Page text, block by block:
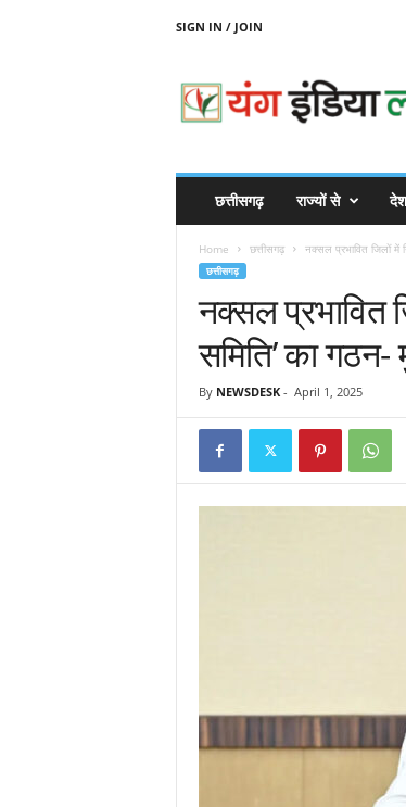
SIGN IN / JOIN
N
छत्तीसगढ़ राज्यों से देश
Home छत्तीसगढ़ नक्सल प्रभावित जिलों में
छत्तीसगढ़
नक्सल प्रभावित
समिति’ का गठन-
By NEWSDESK- April 1, 2025